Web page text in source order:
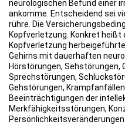
neurologischen Befund einer
ankomme. Entscheidend sei
rühre. Die
Kopfverletzung. Konkret heißt
Kopfverletzung
Gehirns mit dauerhaften
Hörstörungen, Sehstörungen,
Sprechstörungen,
Gehstörungen,
Beeinträchtigungen der
Merkfähigkeitsstörungen,
Persönlichkeitsveränderungen